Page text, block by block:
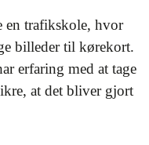
en trafikskole, hvor
billeder til kørekort.
erfaring med at tage
at det bliver gjort